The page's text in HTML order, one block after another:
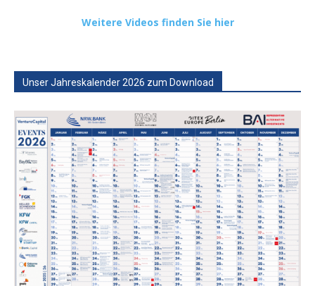
Weitere Videos finden Sie hier
Unser Jahreskalender 2026 zum Download